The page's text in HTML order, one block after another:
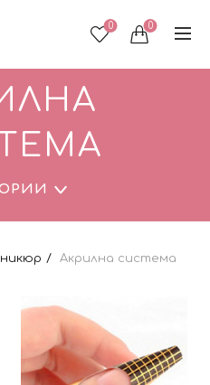
0 0
Акрилна система